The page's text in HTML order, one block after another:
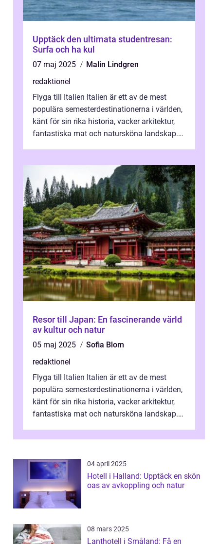
Upptäck den ultimata studentresan:
Surfa och ha kul
07 maj 2025
Malin Lindgren
redaktionel
Flyga till Italien Italien är ett av de mest
populära semesterdestinationerna i världen,
känt för sin rika historia, vacker arkitektur,
fantastiska mat och natursköna landskap.
Resor till Japan: En fascinerande värld
av kultur och natur
05 maj 2025
Sofia Blom
redaktionel
Flyga till Italien Italien är ett av de mest
populära semesterdestinationerna i världen,
känt för sin rika historia, vacker arkitektur,
fantastiska mat och natursköna landskap.
04 april 2025
Hotell i Halland: Upptäck en skön
oas av avkoppling och natur
08 mars 2025
Lanthotell i Småland: Få en